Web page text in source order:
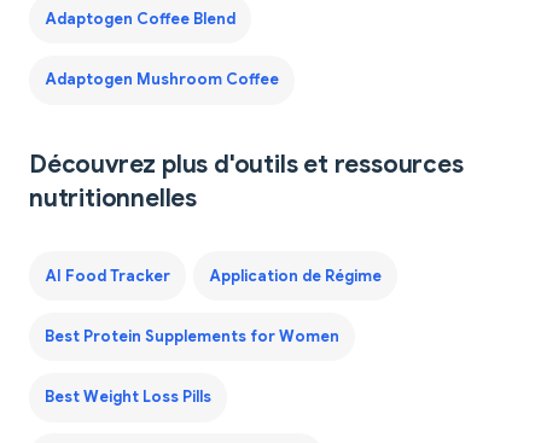
Adaptogen Coffee Blend
Adaptogen Mushroom Coffee
Découvrez plus d'outils et ressources
nutritionnelles
AI Food Tracker Application de Régime
Best Protein Supplements for Women
Best Weight Loss Pills